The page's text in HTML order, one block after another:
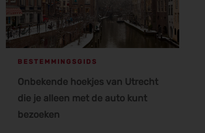
BESTEMMINGSGIDS
Onbekende hoekjes van Utrecht
die je alleen met de auto kunt
bezoeken